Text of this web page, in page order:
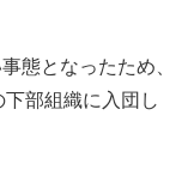
態となったため、
下部組織に入団し